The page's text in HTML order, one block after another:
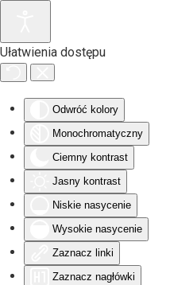
Ułatwienia dostępu
Odwróć kolory
Monochromatyczny
Ciemny kontrast
Jasny kontrast
Niskie nasycenie
Wysokie nasycenie
Zaznacz linki
Zaznacz nagłówki
Przejdź do głównej treści